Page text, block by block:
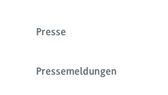
Presse
Pressemeldungen